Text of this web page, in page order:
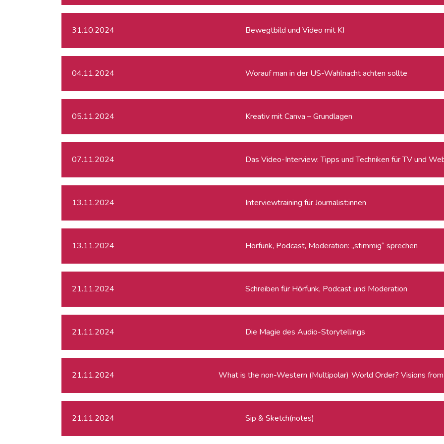
31.10.2024 Bewegtbild und Video mit KI
04.11.2024 Worauf man in der US-Wahlnacht achten sollte
05.11.2024 Kreativ mit Canva – Grundlagen
07.11.2024 Das Video-Interview: Tipps und Techniken für TV und
13.11.2024 Interviewtraining für Journalist:innen
13.11.2024 Hörfunk, Podcast, Moderation: „stimmig“ sprechen
21.11.2024 Schreiben für Hörfunk, Podcast und Moderation
21.11.2024 Die Magie des Audio-Storytellings
21.11.2024 What is the non-
21.11.2024 Sip & Sketch(notes)